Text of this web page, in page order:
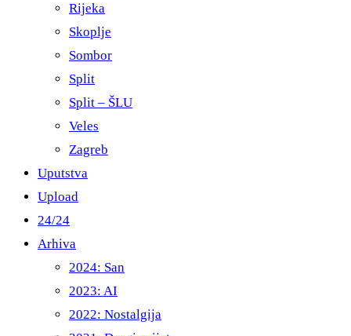
Rijeka
Skoplje
Sombor
Split
Split – ŠLU
Veles
Zagreb
Uputstva
Upload
24/24
Arhiva
2024: San
2023: AI
2022: Nostalgija